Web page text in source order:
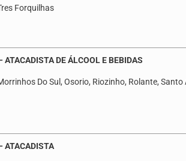
Forquilhas
DE ÁLCOOL E BEBIDAS
Do Sul, Osorio, Riozinho, Rolante,
ATACADISTA